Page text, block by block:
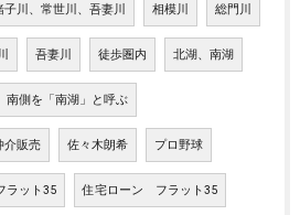
川、常世川、吾妻川 相模川 総門川
吾妻川 徒歩圏内 北湖、南湖
南側を「南湖」と呼ぶ
介販売 佐々木朗希 プロ野球
ラット35 住宅ローン フラット35